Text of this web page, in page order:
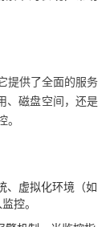
提供了全面的服务
、磁盘空间，还是
、虚拟化环境（如
控。